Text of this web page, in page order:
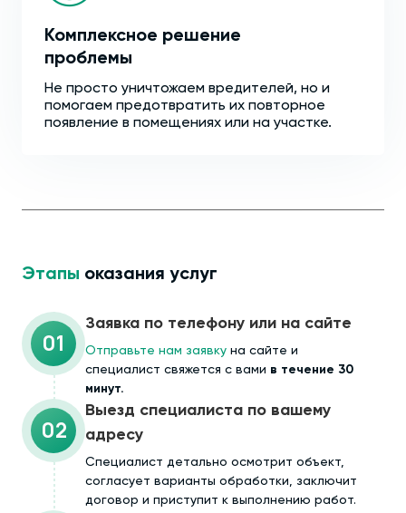
Комплексное решение
проблемы
Не просто уничтожаем вредителей, но и
помогаем предотвратить их повторное
появление в помещениях или на участке.
Этапы оказания услуг
01
Заявка по телефону или на сайте
Отправьте нам заявку на сайте и
специалист свяжется с вами в течение 30
минут.
02
Выезд специалиста по вашему
адресу
Cпециалист детально осмотрит объект,
согласует варианты обработки, заключит
договор и приступит к выполнению работ.